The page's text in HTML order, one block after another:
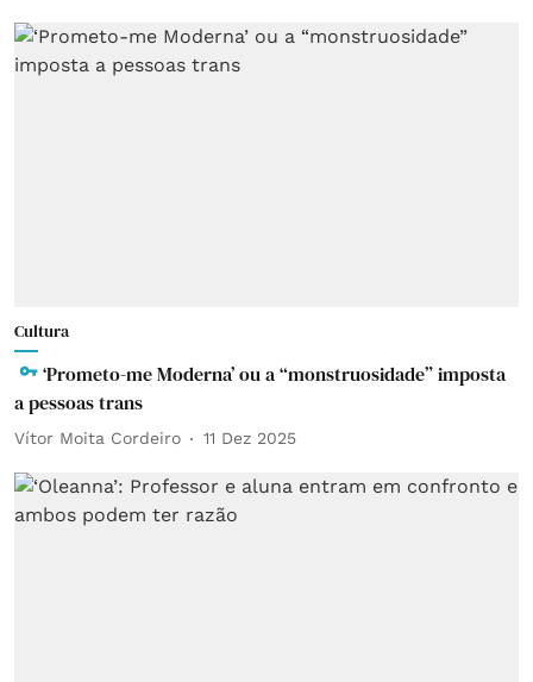
Cultura
‘Prometo-me Moderna’ ou a “monstruosidade” imposta
a pessoas trans
Vítor Moita Cordeiro 11 Dez 2025